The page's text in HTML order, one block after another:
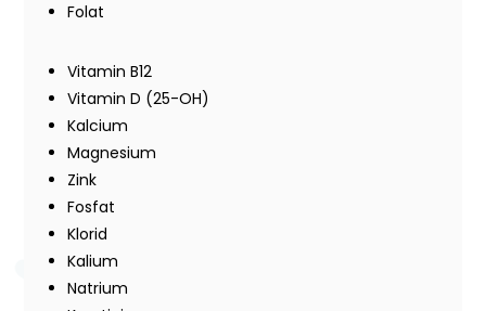
Folat
Vitamin B12
Vitamin D (25-OH)
Kalcium
Magnesium
Zink
Fosfat
Klorid
Kalium
Natrium